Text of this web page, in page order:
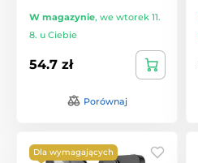
W magazynie, we wtorek 11.
8. u Ciebie
54.7 zł
Porównaj
Dla wymagających